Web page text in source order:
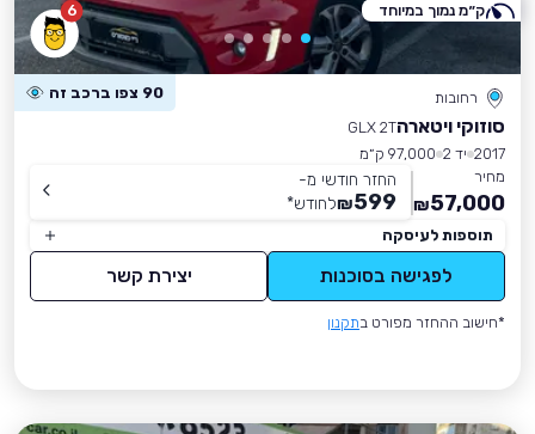
6
רחובות 90 צפו ברכב זה
סוזוקי ויטארהGLX 2T
2017 יד 2
97,000 ק״מ
מחיר
57,000
₪
החזר חודשי מ-
599
₪לחודש*
תוספות לעיסקה
לפגישה בסוכנות יצירת קשר
*חישוב ההחזר מפורט בתקנון
ק״מ נמוך במיוחד